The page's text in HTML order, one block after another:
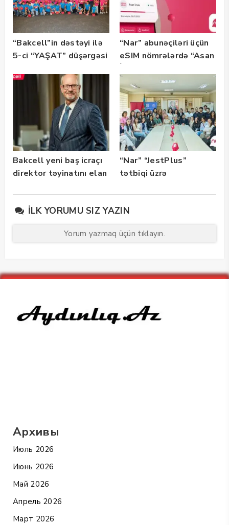
“Bakcell”in dəstəyi ilə
5-ci “YAŞAT” düşərgəsi
“Nar” abunəçiləri üçün
eSIM nömrələrdə “Asan
istifadəyə verildi
Bakcell yeni baş icraçı
direktor təyinatını elan
“Nar” “JestPlus”
tətbiqi üzrə
İLK YORUMU SIZ YAZIN
Yorum yazmaq üçün tıklayın.
Архивы
Июль 2026
Июнь 2026
Май 2026
Апрель 2026
Март 2026